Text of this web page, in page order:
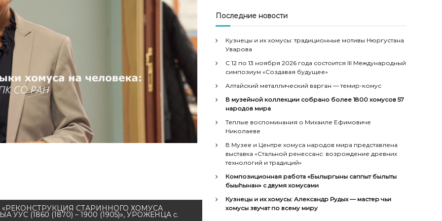
СТАРИННОГО ХОМУСА
(1860 (1870) – 1900 (1905)», УРОЖЕНЦА с.
Последние новости
Кузнецы и их хомусы: традиционные мотивы Нюргустана
Уварова
С 12 по 13 ноября 2026 года состоится III Международный
симпозиум «Создавая будущее»
Алтайский металлический варган — темир-комус
В музейной коллекции собрано более 1800 хомусов 57
народов мира
Теплые воспоминания о Михаиле Ефимовиче
Николаеве
В Музее и Центре хомуса народов мира представлена
выставка «Стальной ренессанс: возрождение древних
технологий и традиций»
Композиционная работа «Былыргыны саппыт былыты
быыһынан» с двумя хомусами
Кузнецы и их хомусы: Александр Рудых — мастер чьи
хомусы звучат по всему миру